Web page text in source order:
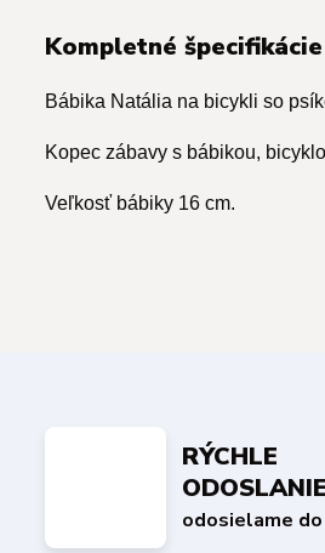
Kompletné špecifikácie
Bábika Natália na bicykli so
Kopec zábavy s bábikou,
Veľkosť bábiky 16 cm.
RÝCHLE
ODOSLANIE
odosielame